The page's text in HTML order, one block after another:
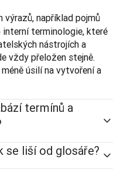
výrazů, například pojmů
interní terminologie, které
nástrojích a
vždy přeložen stejně.
úsilí na vytvoření a
termínů a
se liší od glosáře?